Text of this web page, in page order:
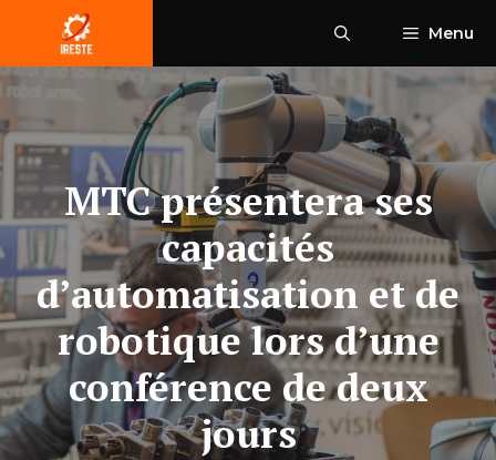
contenu
Menu
MTC présentera ses
capacités
d’automatisation et de
robotique lors d’une
conférence de deux
jours